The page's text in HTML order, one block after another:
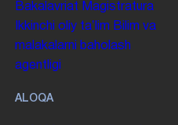
Bakalavriat Magistratura
Ikkinchi oliy taʼlim Bilim va
malakalarni baholash
agentligi
ALOQA